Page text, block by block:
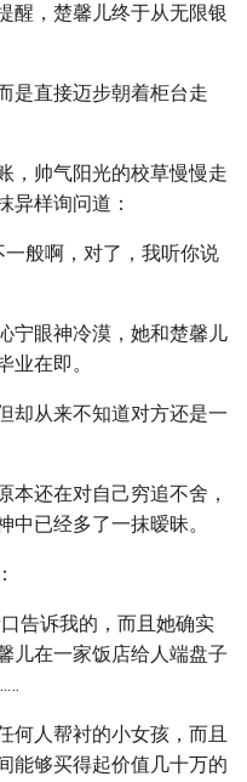
醒，楚馨儿终于从无限银
是直接迈步朝着柜台走
，帅气阳光的校草慢慢走
异样询问道：
般啊，对了，我听你说
宁眼神冷漠，她和楚馨儿
业在即。
却从来不知道对方还是一
本还在对自己穷追不舍，
已经多了一抹暧昧。
告诉我的，而且她确实
儿在一家饭店给人端盘子
何人帮衬的小女孩，而且
能够买得起价值几十万的